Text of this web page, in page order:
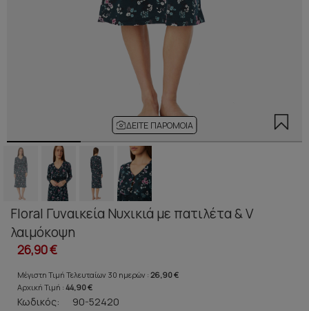
ΔΕΊΤΕ ΠΑΡΌΜΟΙΑ
Floral Γυναικεία Νυχικιά με πατιλέτα & V
λαιμόκοψη
26,90 €
Μέγιστη Τιμή Τελευταίων 30 ημερών : 26,90 €
Αρχική Τιμή : 44,90 €
Κωδικός:
90-52420